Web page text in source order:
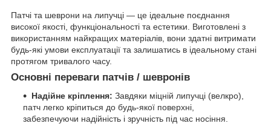
Патчі та шеврони на липучці — це ідеальне поєднання
високої якості, функціональності та естетики. Виготовлені з
використанням найкращих матеріалів, вони здатні витримати
будь-які умови експлуатації та залишатись в ідеальному стані
протягом тривалого часу.
Основні переваги патчів / шевронів
Надійне кріплення: Завдяки міцній липучці (велкро),
патч легко кріпиться до будь-якої поверхні,
забезпечуючи надійність і зручність під час носіння.